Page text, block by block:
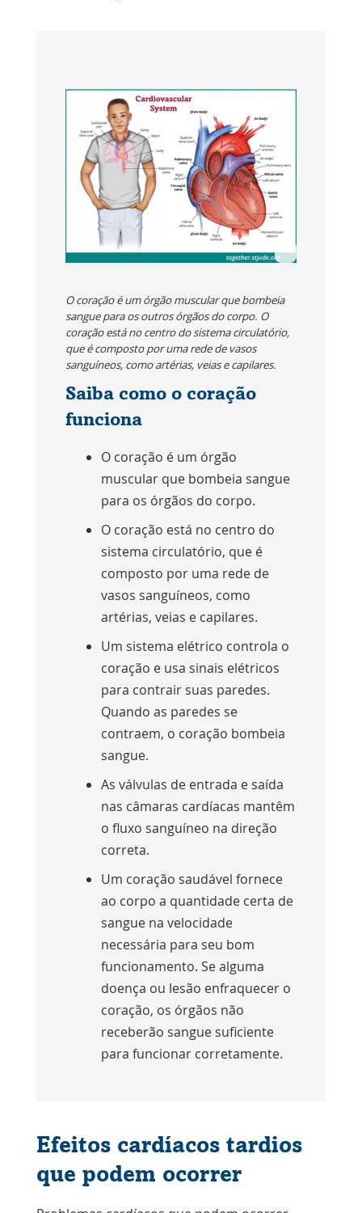
O coração é um órgão muscular que bombeia
sangue para os outros órgãos do corpo. O
coração está no centro do sistema circulatório,
que é composto por uma rede de vasos
sanguíneos, como artérias, veias e capilares.
Saiba como o coração
funciona
O coração é um órgão
muscular que bombeia sangue
para os órgãos do corpo.
O coração está no centro do
sistema circulatório, que é
composto por uma rede de
vasos sanguíneos, como
artérias, veias e capilares.
Um sistema elétrico controla o
coração e usa sinais elétricos
para contrair suas paredes.
Quando as paredes se
contraem, o coração bombeia
sangue.
As válvulas de entrada e saída
nas câmaras cardíacas mantêm
o fluxo sanguíneo na direção
correta.
Um coração saudável fornece
ao corpo a quantidade certa de
sangue na velocidade
necessária para seu bom
funcionamento. Se alguma
doença ou lesão enfraquecer o
coração, os órgãos não
receberão sangue suficiente
para funcionar corretamente.
Efeitos cardíacos tardios
que podem ocorrer